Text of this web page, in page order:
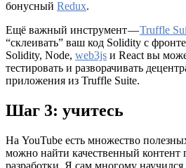
бонусный Redux.
Ещё важный инструмент —Truffle
“склеивать” ваш код Solidity с
Solidity, Node, web3js и React вы
тестировать и разворачивать
приложения из Truffle Suite.
Шаг 3: учитесь
На YouTube есть множество
можно найти качественный контент